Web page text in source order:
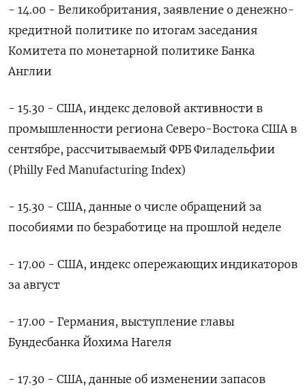
- 14.00 - Великобритания, заявление о денежно-
кредитной политике по итогам заседания
Комитета по монетарной политике Банка
Англии
- 15.30 - США, индекс деловой активности в
промышленности региона Северо-Востока США в
сентябре, рассчитываемый ФРБ Филадельфии
(Philly Fed Manufacturing Index)
- 15.30 - США, данные о числе обращений за
пособиями по безработице на прошлой неделе
- 17.00 - США, индекс опережающих индикаторов
за август
- 17.00 - Германия, выступление главы
Бундесбанка Йохима Нагеля
- 17.30 - США, данные об изменении запасов